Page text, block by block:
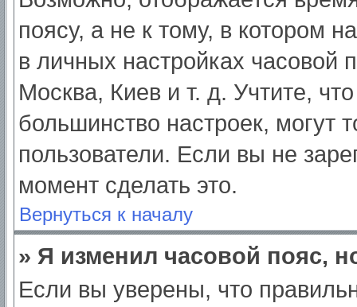
поясу, а не к тому, в котором
в личных настройках часовой
Москва, Киев и т. д. Учтите,
большинство настроек, могут
пользователи. Если вы не
момент сделать это.
Вернуться к началу
» Я изменил часовой пояс,
Если вы уверены, что